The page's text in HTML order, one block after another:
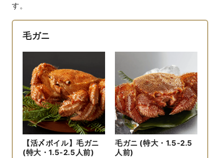
す。
毛ガニ
【活〆ボイル】毛ガニ
(特大・1.5-2.5人前)
毛ガニ (特大・1.5-2.5
人前)